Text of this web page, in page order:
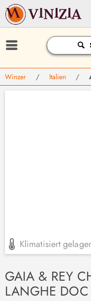
Winzer / Italien /
Klimatisiert
GAIA & REY
LANGHE